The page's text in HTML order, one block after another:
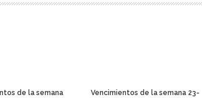
de la semana
Vencimientos de la semana 23-